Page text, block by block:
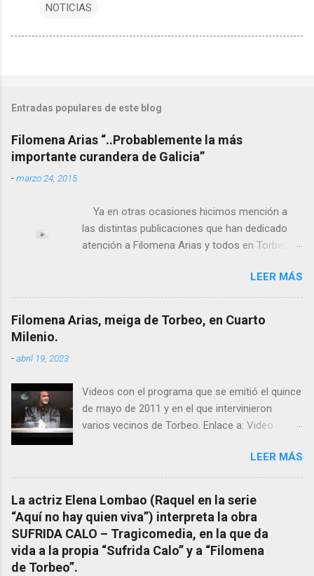
NOTICIAS
Entradas populares de este blog
Filomena Arias “..Probablemente la más
importante curandera de Galicia”
-marzo 24, 2015
Ya en otras ocasiones hicimos mención a
las distintas publicaciones que han dedicado
atención a Filomena Arias y todos en Torbeo
el pasado siglo tuvo esta “curandeira” por sus
“obras y milagros”, pero también como
excelente difusora del nombre de nuestro
pueblo, no en vano es reconocida por muchos
mención a ANTON PATIÑO REGUEIRA (ya
fallecido) cuyo empeño por estudiar y dar a
conocer a esta “sabia” y por ende a Torbeo no
También reproducimos integro el articulo que
en el año 2000 publico Ángel Arnaiz recogiendo
información de primera mano que le
suministraron David (nieto de Filomena) y
algunos vecinos mas del pueblo.
Dejamos para otro momento la ...
LEER MÁS
Filomena Arias, meiga de Torbeo, en Cuarto
Milenio.
-abril 19, 2023
Videos con el programa que se emitió el quince
de mayo de 2011 y en el que intervinieron
varios vecinos de Torbeo. Enlace a: Video
completo emitido en CUARTO MILENIO En
Facebook otra copia con mejor resolución:
Facebook CUARTO MILENIO - Filomena Arias.
LEER MÁS
La actriz Elena Lombao (Raquel en la serie
“Aquí no hay quien viva”) interpreta la obra
SUFRIDA CALO – Tragicomedia, en la que da
vida a la propia “Sufrida Calo” y a “Filomena
de Torbeo”.